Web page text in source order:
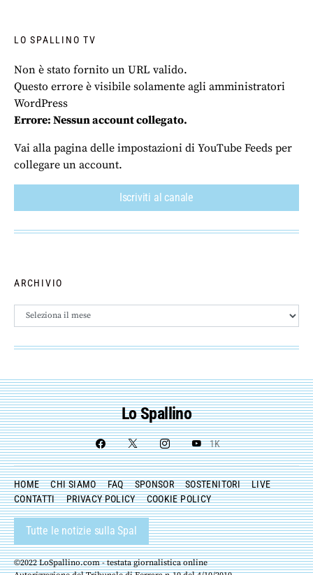
LO SPALLINO TV
Non è stato fornito un URL valido.
Questo errore è visibile solamente agli amministratori
WordPress
Errore: Nessun account collegato.
Vai alla pagina delle impostazioni di YouTube Feeds per
collegare un account.
Iscriviti al canale
ARCHIVIO
Archivio
Lo Spallino
1K
HOME CHI SIAMO FAQ SPONSOR SOSTENITORI
LIVE
CONTATTI
PRIVACY POLICY COOKIE POLICY
Tutte le notizie sulla Spal
©2022 LoSpallino.com - testata giornalistica online